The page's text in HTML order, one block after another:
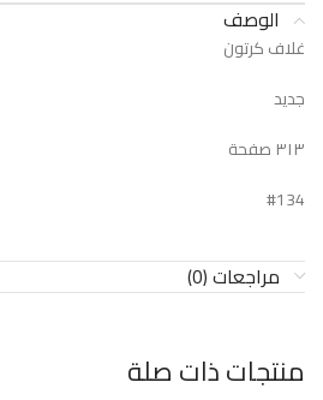
الوصف
غلاف كرتون
جديد
٣١٣ صفحة
#134
مراجعات (0)
منتجات ذات صلة